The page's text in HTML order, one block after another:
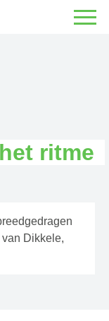
ritme
Dikkele,